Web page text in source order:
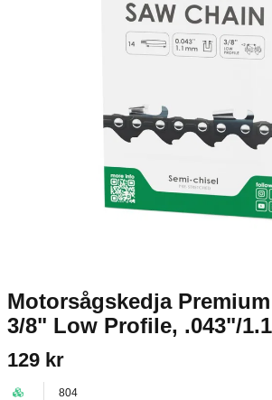
Motorsågskedja
3/8" Low Profile, .043"/
129 kr
804